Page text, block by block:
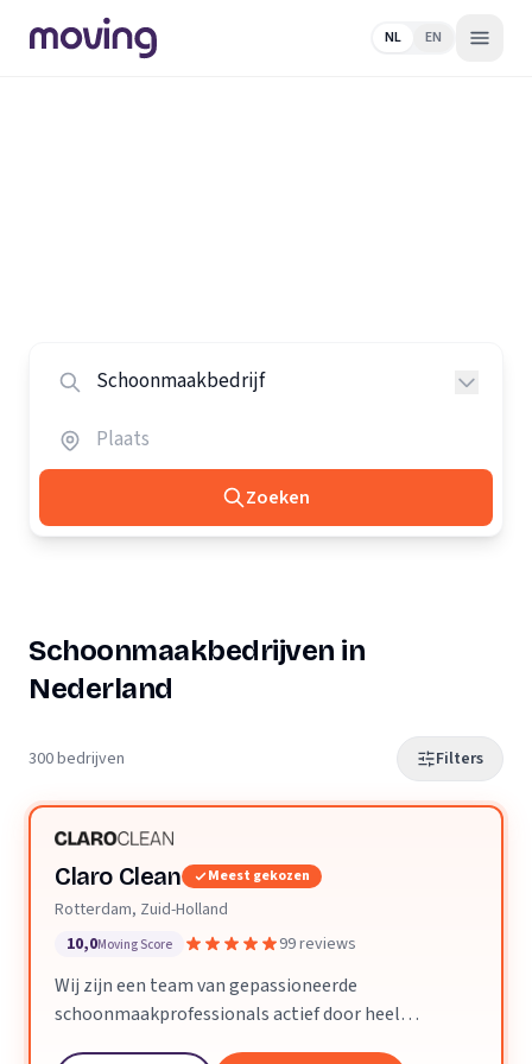
NL EN
Zoeken
Schoonmaakbedrijven in
Nederland
300 bedrijven Filters
Claro Clean Meest gekozen
Rotterdam, Zuid-Holland
10,0Moving Score 99 reviews
Wij zijn een team van gepassioneerde
schoonmaakprofessionals actief door heel